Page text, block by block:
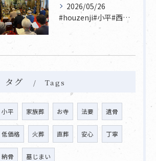
2026/05/26
#houzenji#小平#西東京市#東村山#立川市国分寺市寺...
タグ Tags
小平 家族葬 お寺 法要 遺骨
低価格 火葬 直葬 安心 丁寧
納骨 墓じまい